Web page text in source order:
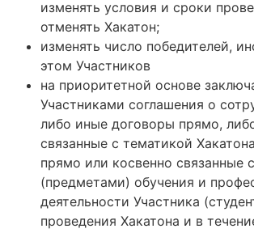
изменять условия и сроки
отменять Хакатон;
изменять число победителей,
этом Участников
на приоритетной основе
Участниками соглашения о
либо иные договоры прямо,
связанные с тематикой
прямо или косвенно связанные
(предметами) обучения и
деятельности Участника
проведения Хакатона и в